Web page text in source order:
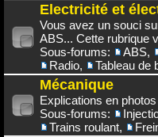
Electricité et
Vous avez un souci
ABS... Cette rubrique
Sous-forums:
ABS,
Radio, Tableau de
Mécanique
Explications en
Sous-forums:
Trains roulant,